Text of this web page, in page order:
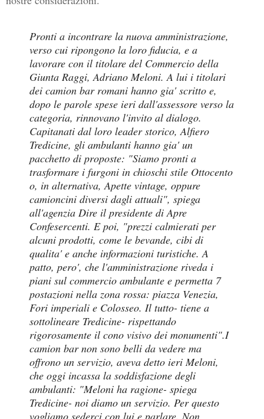
Pronti a incontrare la nuova amministrazione,
verso cui ripongono la loro fiducia, e a
lavorare con il titolare del Commercio della
Giunta Raggi, Adriano Meloni. A lui i titolari
dei camion bar romani hanno gia' scritto e,
dopo le parole spese ieri dall'assessore verso la
categoria, rinnovano l'invito al dialogo.
Capitanati dal loro leader storico, Alfiero
Tredicine, gli ambulanti hanno gia' un
pacchetto di proposte: "Siamo pronti a
trasformare i furgoni in chioschi stile Ottocento
o, in alternativa, Apette vintage, oppure
camioncini diversi dagli attuali", spiega
all'agenzia Dire il presidente di Apre
Confesercenti. E poi, "prezzi calmierati per
alcuni prodotti, come le bevande, cibi di
qualita' e anche informazioni turistiche. A
patto, pero', che l'amministrazione riveda i
piani sul commercio ambulante e permetta 7
postazioni nella zona rossa: piazza Venezia,
Fori imperiali e Colosseo. Il tutto- tiene a
sottolineare Tredicine- rispettando
rigorosamente il cono visivo dei monumenti".I
camion bar non sono belli da vedere ma
offrono un servizio, aveva detto ieri Meloni,
che oggi incassa la soddisfazione degli
ambulanti: "Meloni ha ragione- spiega
Tredicine- noi diamo un servizio. Per questo